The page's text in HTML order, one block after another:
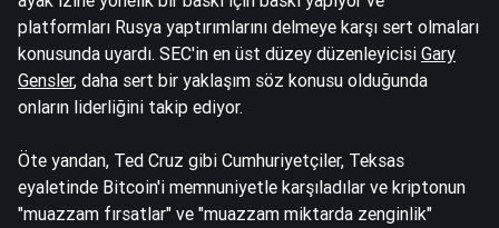
platformları Rusya yaptırımlarını delmeye karşı sert olmaları
konusunda uyardı. SEC'in en üst düzey düzenleyicisi Gary
Gensler, daha sert bir yaklaşım söz konusu olduğunda
onların liderliğini takip ediyor.
Öte yandan, Ted Cruz gibi Cumhuriyetçiler, Teksas
eyaletinde Bitcoin'i memnuniyetle karşıladılar ve kriptonun
"muazzam fırsatlar" ve "muazzam miktarda zenginlik"